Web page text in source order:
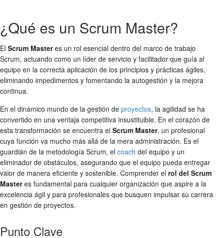
¿Qué es un Scrum Master?
El Scrum Masteres un rol esencial dentro del marco de trabajo
Scrum, actuando como un líder de servicio y facilitador que guía al
equipo en la correcta aplicación de los principios y prácticas ágiles,
eliminando impedimentos y fomentando la autogestión y la mejora
continua.
En el dinámico mundo de la gestión de proyectos, la agilidad se ha
convertido en una ventaja competitiva insustituible. En el corazón de
esta transformación se encuentra el Scrum Master, un profesional
cuya función va mucho más allá de la mera administración. Es el
guardián de la metodología Scrum, el coach del equipo y un
eliminador de obstáculos, asegurando que el equipo pueda entregar
valor de manera eficiente y sostenible. Comprender el rol del Scrum
Masteres fundamental para cualquier organización que aspire a la
excelencia ágil y para profesionales que busquen impulsar su carrera
en gestión de proyectos.
Punto Clave